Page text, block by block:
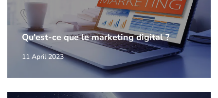
Qu'est-ce que le marketing digital ?
11 April 2023